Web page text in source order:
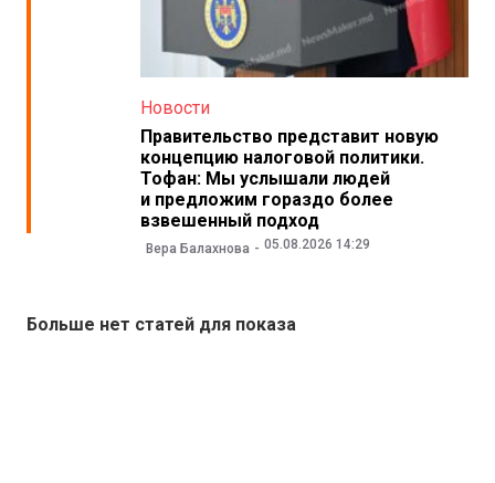
Новости
Правительство представит новую
концепцию налоговой политики.
Тофан: Мы услышали людей
и предложим гораздо более
взвешенный подход
Вера Балахнова 05.08.2026 14:29
Больше нет статей для показа